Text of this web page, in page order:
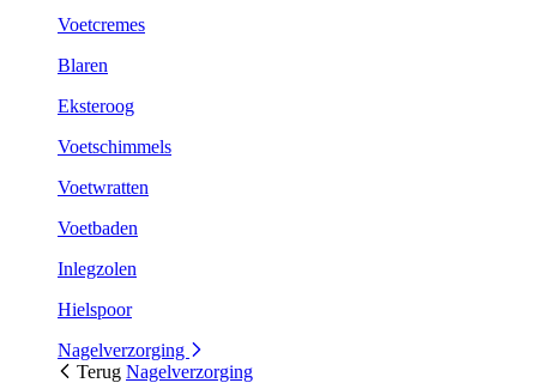
Voetcremes
Blaren
Eksteroog
Voetschimmels
Voetwratten
Voetbaden
Inlegzolen
Hielspoor
Nagelverzorging
Terug Nagelverzorging